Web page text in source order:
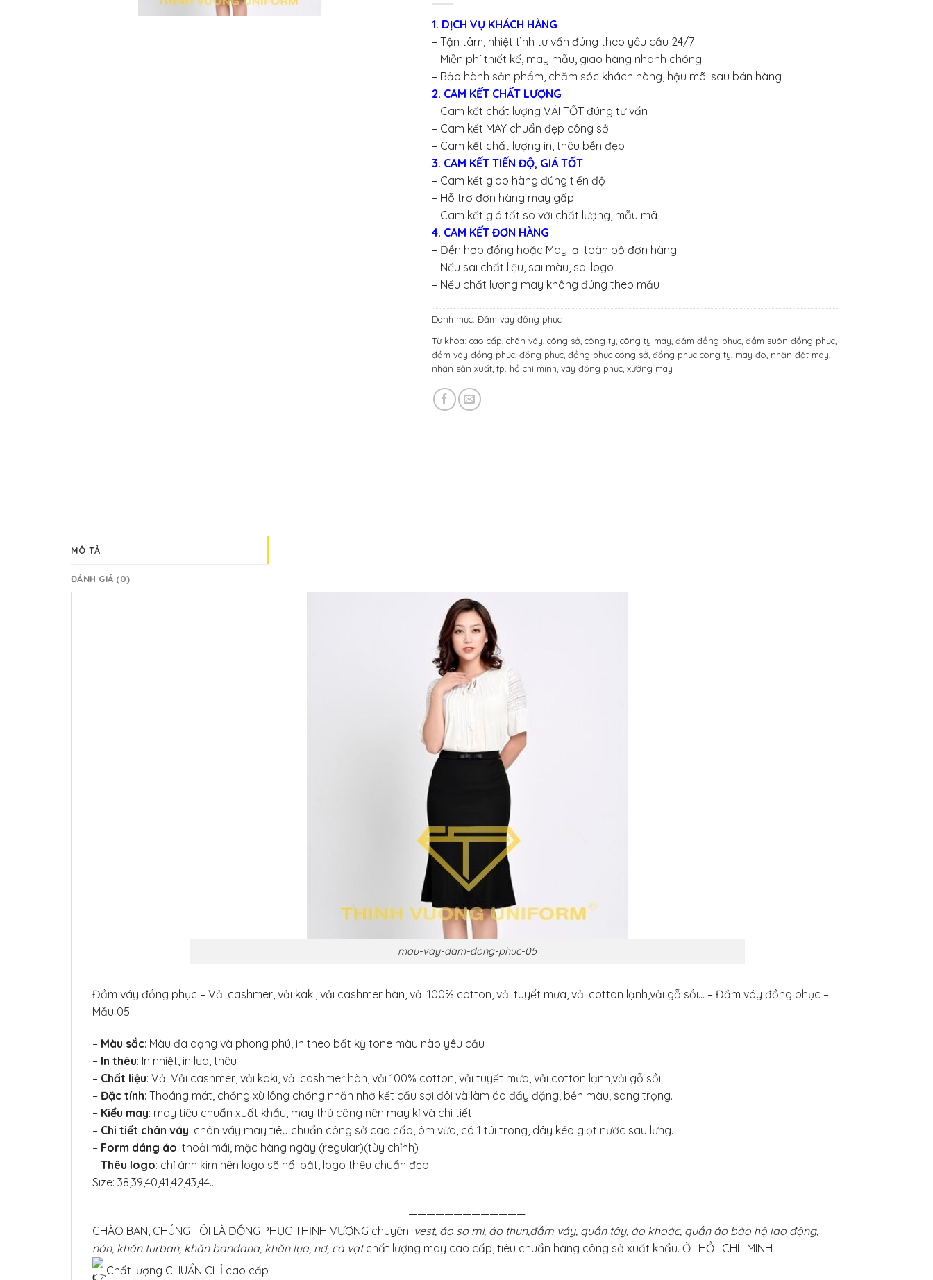
1. DỊCH VỤ KHÁCH HÀNG
– Tận tâm, nhiệt tình tư vấn đúng theo yêu cầu 24/7
– Miễn phí thiết kế, may mẫu, giao hàng nhanh chóng
– Bảo hành sản phẩm, chăm sóc khách hàng, hậu mãi sau bán hàng
2. CAM KẾT CHẤT LƯỢNG
– Cam kết chất lượng VẢI TỐT đúng tư vấn
– Cam kết MAY chuẩn đẹp công sở
– Cam kết chất lượng in, thêu bền đẹp
3. CAM KẾT TIẾN ĐỘ, GIÁ TỐT
– Cam kết giao hàng đúng tiến độ
– Hỗ trợ đơn hàng may gấp
– Cam kết giá tốt so với chất lượng, mẫu mã
4. CAM KẾT ĐƠN HÀNG
– Đền hợp đồng hoặc May lại toàn bộ đơn hàng
– Nếu sai chất liệu, sai màu, sai logo
– Nếu chất lượng may không đúng theo mẫu
Danh mục:Đầm váy đồng phục
Từ khóa:cao cấp ,chân váy ,công sở ,công ty ,công ty may ,đầm đồng phục ,đầm suôn đồng phục
đầm váy đồng phục ,đồng phục ,đồng phục công sở ,đồng phục công ty may đo nhận đặt may
nhận sản xuất ,tp. hồ chí minh ,váy đồng phục ,xưởng may
MÔ TẢ
ĐÁNH GIÁ (0)
mau-vay-dam-dong-phuc-05
Đầm váy đồng phục – Vải cashmer, vải kaki, vải cashmer hàn, vải 100% cotton, vải tuyết mưa, vải cotton lạnh,vải gỗ sồi… – Đầm váy đồng phục –
Mẫu 05
– Màu sắc: Màu đa dạng và phong phú, in theo bất kỳ tone màu nào yêu cầu
– In thêu: In nhiệt, in lụa, thêu
– Chất liệu: Vải Vải cashmer, vải kaki, vải cashmer hàn, vải 100% cotton, vải tuyết mưa, vải cotton lạnh,vải gỗ sồi…
– Đặc tính: Thoáng mát, chống xù lông chống nhăn nhờ kết cấu sợi đôi và làm áo đầy đặng, bền màu, sang trọng.
– Kiểu may: may tiêu chuẩn xuất khẩu, may thủ công nên may kỉ và chi tiết.
– Chi tiết chân váy: chân váy may tiêu chuẩn công sở cao cấp, ôm vừa, có 1 túi trong, dây kéo giọt nước sau lưng.
– Form dáng áo: thoải mái, mặc hàng ngày (regular)(tùy chỉnh)
– Thêu logo: chỉ ánh kim nên logo sẽ nổi bật, logo thêu chuẩn đẹp.
Size: 38,39,40,41,42,43,44…
—————————————
CHÀO BẠN, CHÚNG TÔI LÀ ĐỒNG PHỤC THỊNH VƯỢNG chuyên: vest, áo sơ mi, áo thun,đầm váy, quần tây, áo khoác, quần áo bảo hộ lao động,
nón, khăn turban, khăn bandana, khăn lụa, nơ, cà vạtchất lượng may cao cấp, tiêu chuẩn hàng công sở xuất khẩu. Ở_HỒ_CHÍ_MINH
Chất lượng CHUẨN CHỈ cao cấp